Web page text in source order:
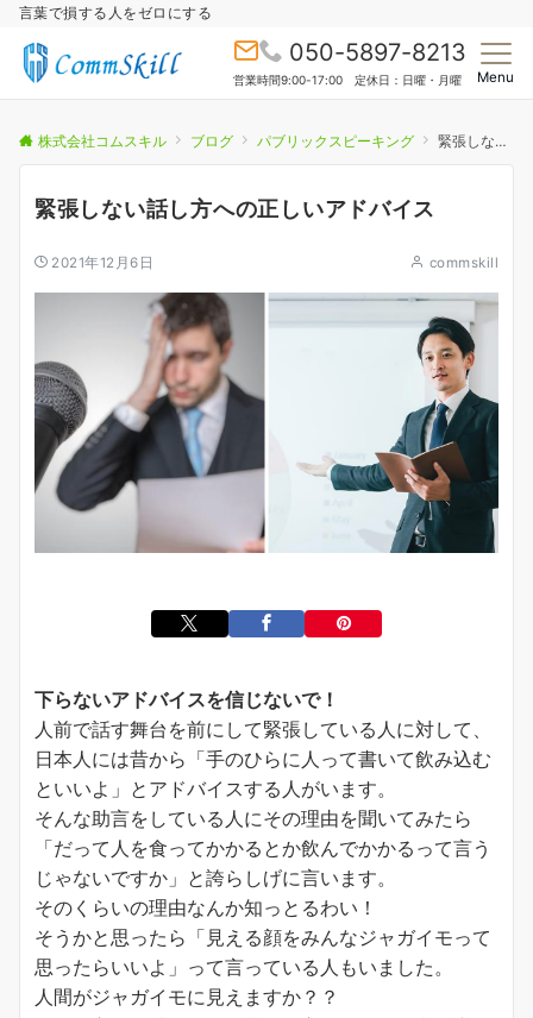
言葉で損する人をゼロにする
050-5897-8213
営業時間9:00-17:00 定休日：日曜・月曜 Menu
株式会社コムスキル ブログ パブリックスピーキング 緊張しない話し方への正しいアドバイス
緊張しない話し方への正しいアドバイス
2021年12月6日 commskill
下らないアドバイスを信じないで！
人前で話す舞台を前にして緊張している人に対して、
日本人には昔から「手のひらに人って書いて飲み込む
といいよ」とアドバイスする人がいます。
そんな助言をしている人にその理由を聞いてみたら
「だって人を食ってかかるとか飲んでかかるって言う
じゃないですか」と誇らしげに言います。
そのくらいの理由なんか知っとるわい！
そうかと思ったら「見える顔をみんなジャガイモって
思ったらいいよ」って言っている人もいました。
人間がジャガイモに見えますか？？